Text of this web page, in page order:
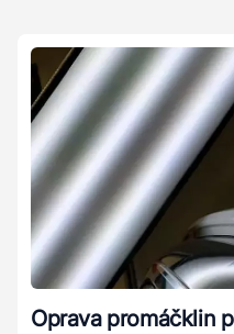
Oprava promáčklin